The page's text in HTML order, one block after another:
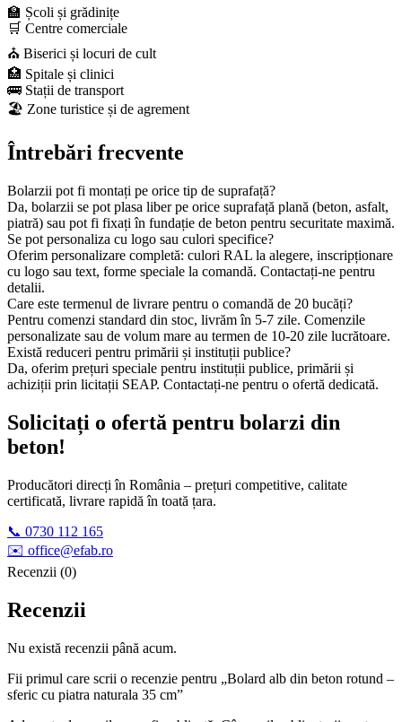
🏫 Școli și grădinițe
🛒 Centre comerciale
⛪ Biserici și locuri de cult
🏥 Spitale și clinici
🚌 Stații de transport
🏖️ Zone turistice și de agrement
Întrebări frecvente
Bolarzii pot fi montați pe orice tip de suprafață?
Da, bolarzii se pot plasa liber pe orice suprafață plană (beton, asfalt,
piatră) sau pot fi fixați în fundație de beton pentru securitate maximă.
Se pot personaliza cu logo sau culori specifice?
Oferim personalizare completă: culori RAL la alegere, inscripționare
cu logo sau text, forme speciale la comandă. Contactați-ne pentru
detalii.
Care este termenul de livrare pentru o comandă de 20 bucăți?
Pentru comenzi standard din stoc, livrăm în 5-7 zile. Comenzile
personalizate sau de volum mare au termen de 10-20 zile lucrătoare.
Există reduceri pentru primării și instituții publice?
Da, oferim prețuri speciale pentru instituții publice, primării și
achiziții prin licitații SEAP. Contactați-ne pentru o ofertă dedicată.
Solicitați o ofertă pentru bolarzi din
beton!
Producători direcți în România – prețuri competitive, calitate
certificată, livrare rapidă în toată țara.
📞 0730 112 165
✉️ office@efab.ro
Recenzii (0)
Recenzii
Nu există recenzii până acum.
Fii primul care scrii o recenzie pentru „Bolard alb din beton rotund –
sferic cu piatra naturala 35 cm”